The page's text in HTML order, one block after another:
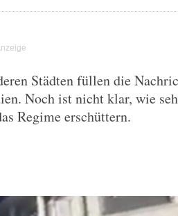
Städten füllen die
Noch ist nicht klar, wie
Regime erschüttern.